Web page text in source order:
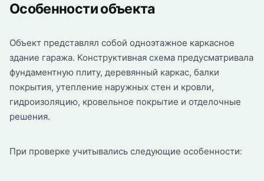
Особенности объекта
Объект представлял собой одноэтажное каркасное
здание гаража. Конструктивная схема предусматривала
фундаментную плиту, деревянный каркас, балки
покрытия, утепление наружных стен и кровли,
гидроизоляцию, кровельное покрытие и отделочные
решения.
При проверке учитывались следующие особенности: